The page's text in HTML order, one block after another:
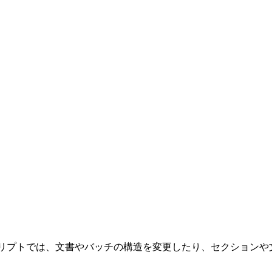
トでは、文書やバッチの構造を変更したり、セクション